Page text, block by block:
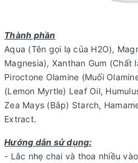
Thành phần
Aqua (Tên gọi lạ của H2O),
Magnesia), Xanthan Gum
Piroctone Olamine (Muối
(Lemon Myrtle) Leaf Oil,
Zea Mays (Bắp) Starch,
Extract.
Hướng dẫn sử dụng:
- Lắc nhẹ chai và thoa nhiều